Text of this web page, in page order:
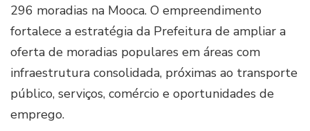
296 moradias na Mooca. O empreendimento
fortalece a estratégia da Prefeitura de ampliar a
oferta de moradias populares em áreas com
infraestrutura consolidada, próximas ao transporte
público, serviços, comércio e oportunidades de
emprego.